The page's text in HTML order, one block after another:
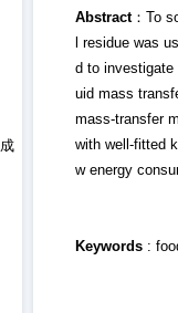
Abstract：To
l residue was
d to investigate
uid mass
mass-transfer
with well-fitted
w energy
Keywords: